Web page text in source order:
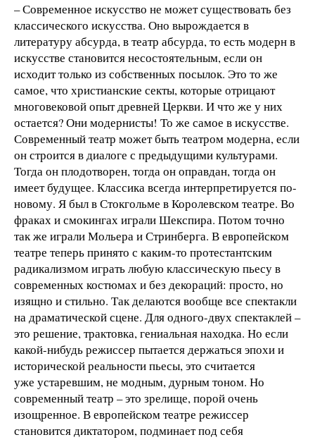
– Современное искусство не может существовать без
классического искусства. Оно вырождается в
литературу абсурда, в театр абсурда, то есть модерн в
искусстве становится несостоятельным, если он
исходит только из собственных посылок. Это то же
самое, что христианские секты, которые отрицают
многовековой опыт древней Церкви. И что же у них
остается? Они модернисты! То же самое в искусстве.
Современный театр может быть театром модерна, если
он строится в диалоге с предыдущими культурами.
Тогда он плодотворен, тогда он оправдан, тогда он
имеет будущее. Классика всегда интерпретируется по-
новому. Я был в Стокгольме в Королевском театре. Во
фраках и смокингах играли Шекспира. Потом точно
так же играли Мольера и Стринберга. В европейском
театре теперь принято с каким-то протестантским
радикализмом играть любую классическую пьесу в
современных костюмах и без декораций: просто, но
изящно и стильно. Так делаются вообще все спектакли
на драматической сцене. Для одного-двух спектаклей –
это решение, трактовка, гениальная находка. Но если
какой-нибудь режиссер пытается держаться эпохи и
исторической реальности пьесы, это считается
уже устаревшим, не модным, дурным тоном. Но
современный театр – это зрелище, порой очень
изощренное. В европейском театре режиссер
становится диктатором, подминает под себя